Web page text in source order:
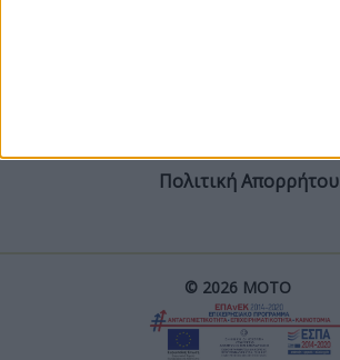
Πολιτική Απορρήτου
© 2026 ΜΟΤΟ